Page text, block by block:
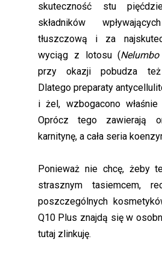
skuteczność stu
składników
tłuszczową i za
wyciąg z lotosu (
przy okazji pobudza też
Dlatego preparaty
i żel, wzbogacono
Oprócz tego zawierają
karnitynę, a cała seria
Ponieważ nie chcę, żeby
strasznym tasiemcem,
poszczególnych
Q10 Plus znajdą się w
tutaj zlinkuję.